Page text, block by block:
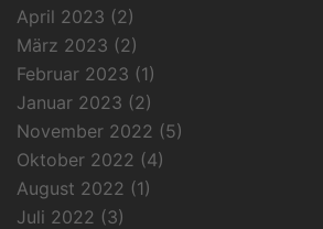
April 2023 (2)
März 2023 (2)
Februar 2023 (1)
Januar 2023 (2)
November 2022 (5)
Oktober 2022 (4)
August 2022 (1)
Juli 2022 (3)